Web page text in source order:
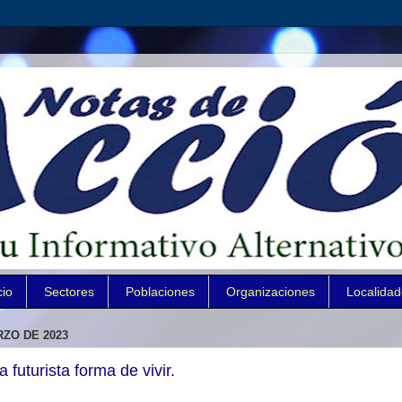
Sectores Poblaciones Organizaciones
DE 2023
futurista forma de vivir.